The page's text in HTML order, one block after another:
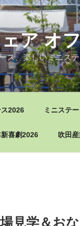
ア オ
ス、楽しいミニス
2026 ミニステ
喜劇2026 吹田
見学＆お